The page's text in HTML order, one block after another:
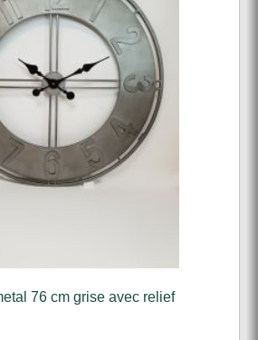
76 cm grise avec relief